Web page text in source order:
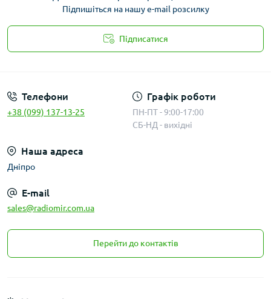
Підпишіться на нашу e-mail розсилку
Підписатися
Телефони
+38 (099) 137-13-25
Графік роботи
ПН-ПТ - 9:00-17:00
СБ-НД - вихідні
Наша адреса
Дніпро
E-mail
sales@radiomir.com.ua
Перейти до контактів